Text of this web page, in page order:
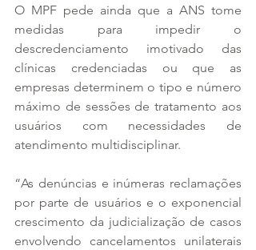
O MPF pede ainda que a ANS tome
medidas para impedir o
descredenciamento imotivado das
clínicas credenciadas ou que as
empresas determinem o tipo e número
máximo de sessões de tratamento aos
usuários com necessidades de
atendimento multidisciplinar.
“As denúncias e inúmeras reclamações
por parte de usuários e o exponencial
crescimento da judicialização de casos
envolvendo cancelamentos unilaterais